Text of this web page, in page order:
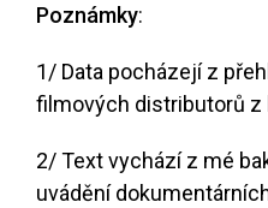
Poznámky:
1/ Data pocházejí z
filmových distributorů z
2/ Text vychází z mé
uvádění